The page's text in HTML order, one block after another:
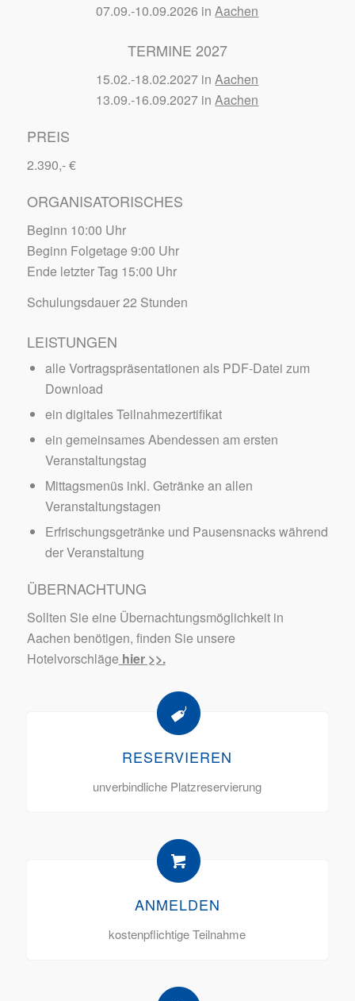
07.09.-10.09.2026 inAachen
TERMINE 2027
15.02.-18.02.2027 inAachen
13.09.-16.09.2027 inAachen
PREIS
2.390,- €
ORGANISATORISCHES
Beginn 10:00 Uhr
Beginn Folgetage 9:00 Uhr
Ende letzter Tag 15:00 Uhr
Schulungsdauer 22 Stunden
LEISTUNGEN
alle Vortragspräsentationen als PDF-Datei zum
Download
ein digitales Teilnahmezertifikat
ein gemeinsames Abendessen am ersten
Veranstaltungstag
Mittagsmenüs inkl. Getränke an allen
Veranstaltungstagen
Erfrischungsgetränke und Pausensnacks während
der Veranstaltung
ÜBERNACHTUNG
Sollten Sie eine Übernachtungsmöglichkeit in
Aachen benötigen, finden Sie unsere
Hotelvorschläge hier >>.
RESERVIEREN
unverbindliche Platzreservierung
ANMELDEN
kostenpflichtige Teilnahme